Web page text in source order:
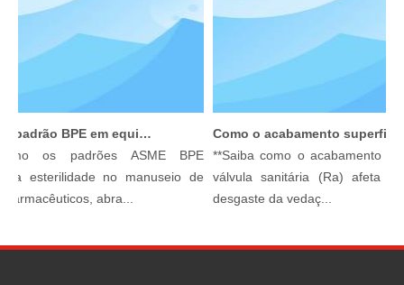
O que é o padrão BPE em equipamentos de processamento sanitário?
os padrões ASME BPE
a esterilidade no manuseio de
abra...
**Saiba como o acabamento
válvula sanitária (Ra) afeta a
desgaste da vedaç...